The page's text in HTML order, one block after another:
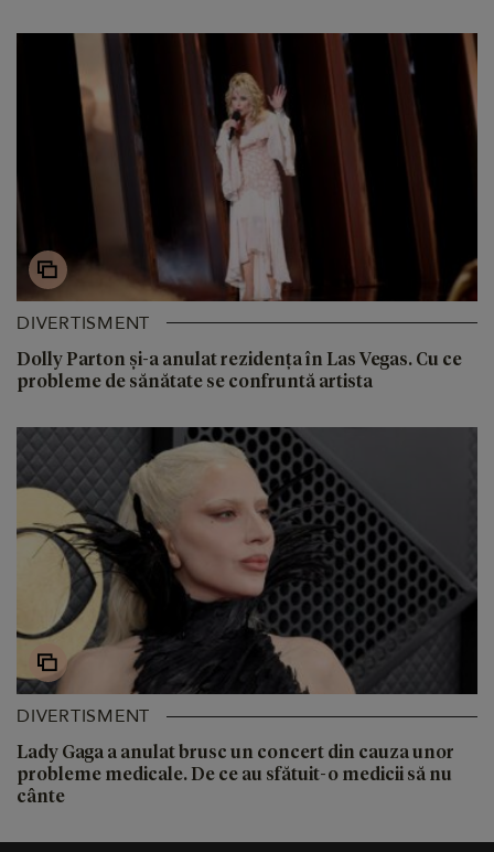
DIVERTISMENT
Dolly Parton și-a anulat rezidența în Las Vegas. Cu ce
probleme de sănătate se confruntă artista
DIVERTISMENT
Lady Gaga a anulat brusc un concert din cauza unor
probleme medicale. De ce au sfătuit-o medicii să nu
cânte